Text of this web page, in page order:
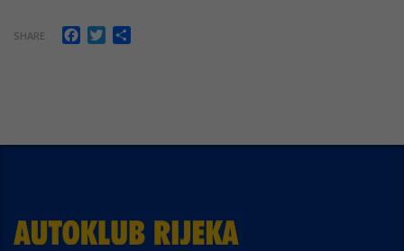
SHARE Facebook
Twitter